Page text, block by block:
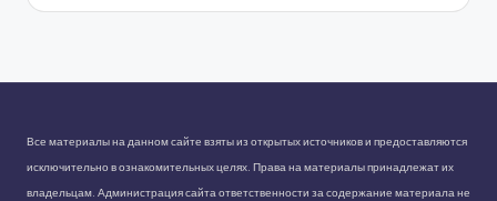
Все материалы на данном сайте взяты из открытых источников и предоставляются
исключительно в ознакомительных целях. Права на материалы принадлежат их
владельцам. Администрация сайта ответственности за содержание материала не